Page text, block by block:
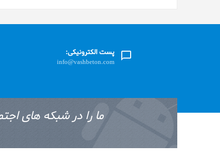
پست الکترونیکی:
info@vashbeton.com
ما را در شبکه های